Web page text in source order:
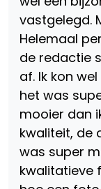
vastgelegd.
Helemaal
de redactie
af. Ik kon
het was
mooier dan
kwaliteit, de
was super
kwalitatieve